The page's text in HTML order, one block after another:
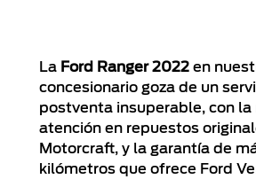
La Ford Ranger 2022en
concesionario goza de un
postventa insuperable, con la
atención en repuestos
Motorcraft, y la garantía de
kilómetros que ofrece Ford